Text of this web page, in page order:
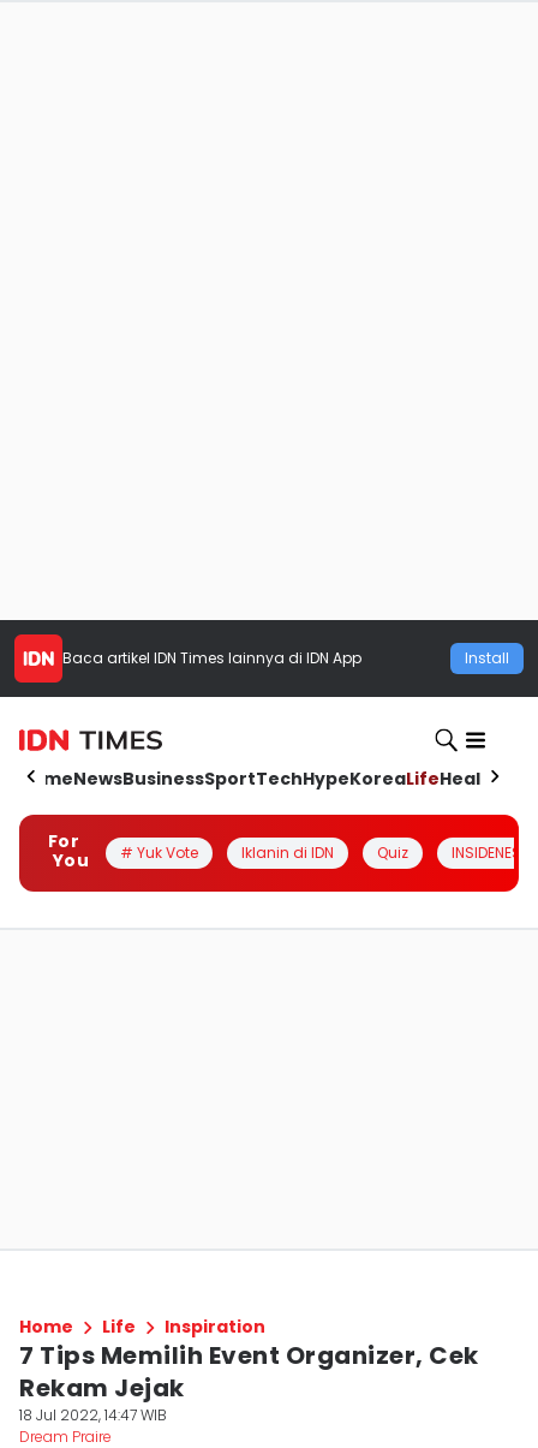
Baca artikel IDN Times lainnya di IDN App Install
HomeNewsBusinessSportTechHypeKoreaLifeHealth
For
You
# Yuk Vote Iklanin di IDN Quiz INSIDENESIA
Home Life Inspiration
7 Tips Memilih Event Organizer, Cek
Rekam Jejak
18 Jul 2022, 14:47 WIB
Dream Praire